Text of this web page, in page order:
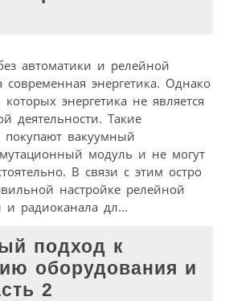
автоматики и релейной
энергетика. Однако
энергетика не является
деятельности. Такие
покупают вакуумный
модуль и не могут
В связи с этим остро
настройке релейной
и радиоканала дл...
подход к
оборудования и
2